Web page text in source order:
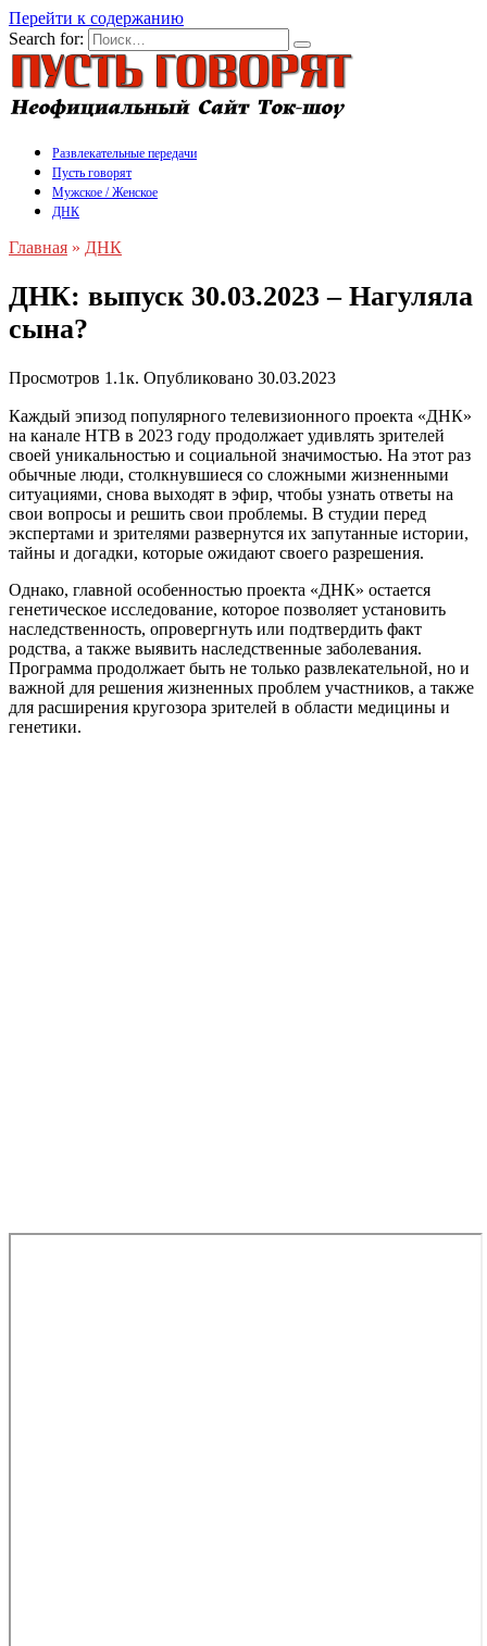
Перейти к содержанию
Search for:
Развлекательные передачи
Пусть говорят
Мужское / Женское
ДНК
Главная » ДНК
ДНК: выпуск 30.03.2023 – Нагуляла
сына?
Просмотров 1.1к. Опубликовано 30.03.2023
Каждый эпизод популярного телевизионного проекта «ДНК»
на канале НТВ в 2023 году продолжает удивлять зрителей
своей уникальностью и социальной значимостью. На этот раз
обычные люди, столкнувшиеся со сложными жизненными
ситуациями, снова выходят в эфир, чтобы узнать ответы на
свои вопросы и решить свои проблемы. В студии перед
экспертами и зрителями развернутся их запутанные истории,
тайны и догадки, которые ожидают своего разрешения.
Однако, главной особенностью проекта «ДНК» остается
генетическое исследование, которое позволяет установить
наследственность, опровергнуть или подтвердить факт
родства, а также выявить наследственные заболевания.
Программа продолжает быть не только развлекательной, но и
важной для решения жизненных проблем участников, а также
для расширения кругозора зрителей в области медицины и
генетики.